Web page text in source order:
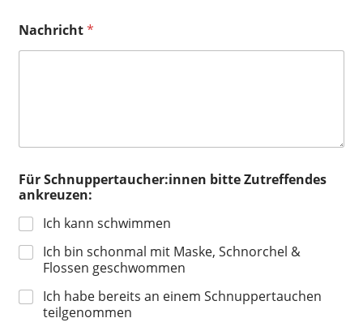
A
d
r
u
r
e
f
e
n
s
Nachricht*
Für Schnuppertaucher:innen bitte Zutreffendes
ankreuzen:
Ich kann schwimmen
Ich bin schonmal mit Maske, Schnorchel &
Flossen geschwommen
Ich habe bereits an einem Schnuppertauchen
teilgenommen